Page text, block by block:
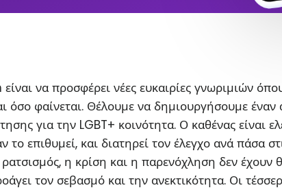
να προσφέρει νέες ευκαιρίες γνωριμιών
όσο φαίνεται. Θέλουμε να δημιουργήσουμε
για την LGBT+ κοινότητα. Ο καθένας είναι
το επιθυμεί, και διατηρεί τον έλεγχο ανά πάσα
η κρίση και η παρενόχληση δεν έχουν
τον σεβασμό και την ανεκτικότητα. Οι